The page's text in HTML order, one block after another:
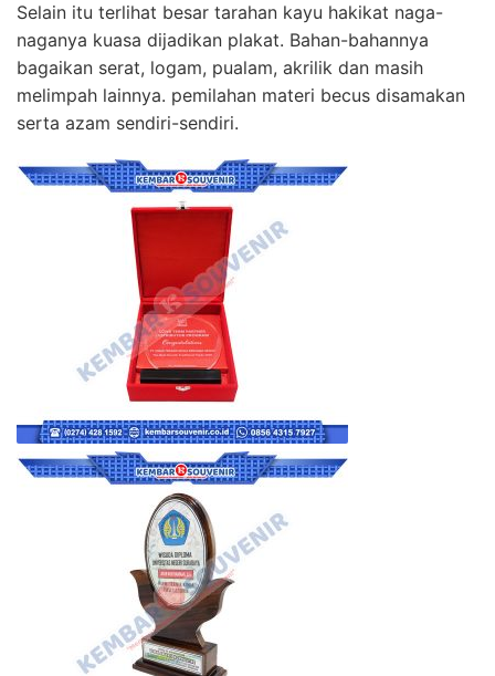
Selain itu terlihat besar tarahan kayu hakikat naga-
naganya kuasa dijadikan plakat. Bahan-bahannya
bagaikan serat, logam, pualam, akrilik dan masih
melimpah lainnya. pemilahan materi becus disamakan
serta azam sendiri-sendiri.